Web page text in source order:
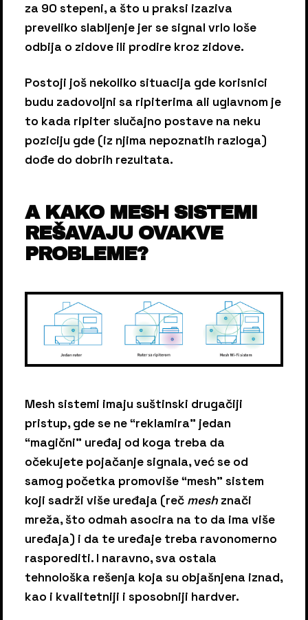
za 90 stepeni, a što u praksi izaziva
preveliko slabljenje jer se signal vrlo loše
odbija o zidove ili prodire kroz zidove.
Postoji još nekoliko situacija gde korisnici
budu zadovoljni sa ripiterima ali uglavnom je
to kada ripiter slučajno postave na neku
poziciju gde (iz njima nepoznatih razloga)
dođe do dobrih rezultata.
A KAKO MESH SISTEMI
REŠAVAJU OVAKVE
PROBLEME?
Mesh sistemi imaju suštinski drugačiji
pristup, gde se ne “reklamira” jedan
“magični” uređaj od koga treba da
očekujete pojačanje signala, već se od
samog početka promoviše “mesh” sistem
koji sadrži više uređaja (reč mesh znači
mreža, što odmah asocira na to da ima više
uređaja) i da te uređaje treba ravonomerno
rasporediti. I naravno, sva ostala
tehnološka rešenja koja su objašnjena iznad,
kao i kvalitetniji i sposobniji hardver.